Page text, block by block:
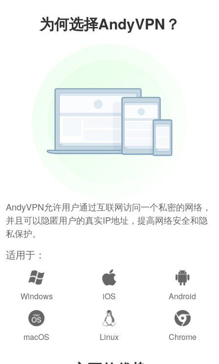
为何选择AndyVPN？
AndyVPN允许用户通过互联网访问一个私密的网络，
并且可以隐匿用户的真实IP地址，提高网络安全和隐
私保护。
适用于：
Windows iOS Android
macOS Linux Chrome